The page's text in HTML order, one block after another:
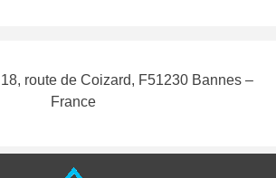
 18, route de Coizard, F51230 Bannes –
France